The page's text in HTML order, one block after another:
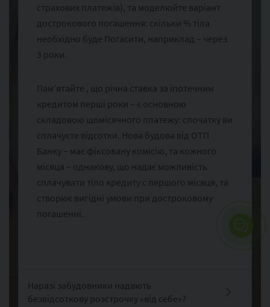
страхових платежів), та моделюйте варіант
дострокового погашення: скільки % тіла
необхідно буде Погасити, наприклад – через
3 роки.
Пам’ятайте , що річна ставка за іпотечним
кредитом перші роки – є основною
складовою щомісячного платежу: спочатку ви
сплачуєте відсотки. Нова будова від ОТП
Банку – має фіксовану комісію, та кожного
місяця – однакову, що надає можливість
сплачувати тіло кредиту с першого місяця, та
створює вигідні умови при достроковому
погашенні.
Наразі забудовники надають
безвідсоткову розстрочку «від себе»?